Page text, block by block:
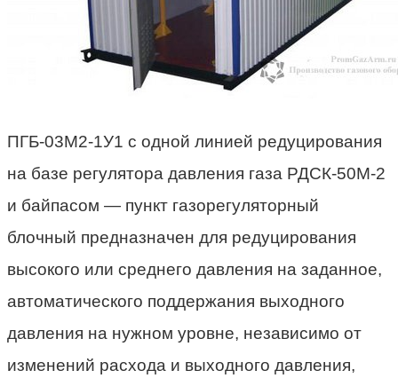
ПГБ-03М2-1У1 с одной линией редуцирования
на базе регулятора давления газа РДСК-50М-2
и байпасом — пункт газорегуляторный
блочный предназначен для редуцирования
высокого или среднего давления на заданное,
автоматического поддержания выходного
давления на нужном уровне, независимо от
изменений расхода и выходного давления,